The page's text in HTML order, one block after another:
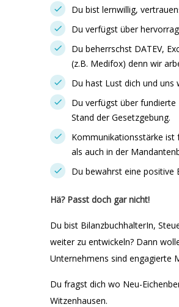
Du bist lernwillig,
Du verfügst über
Du beherrschst DATEV,
(z.B. Medifox) denn wir
Du hast Lust dich und uns
Du verfügst über
Stand der Gesetzgebung.
Kommunikationsstärke ist
als auch in der
Du bewahrst eine positive
Hä? Passt doch gar nicht!
Du bist BilanzbuchhalterIn,
weiter zu entwickeln? Dann
Unternehmens sind engagierte
Du fragst dich wo Neu-
Witzenhausen.